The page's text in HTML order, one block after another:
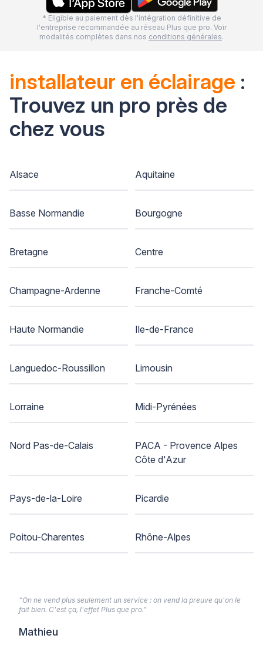
* Eligible au paiement dès l'intégration définitive de
l'entreprise recommandée au réseau Plus que pro. Voir
modalités complètes dans nos conditions générales.
installateur en éclairage :
Trouvez un pro près de
chez vous
Alsace Aquitaine
Basse Normandie Bourgogne
Bretagne Centre
Champagne-Ardenne Franche-Comté
Haute Normandie Ile-de-France
Languedoc-Roussillon Limousin
Lorraine Midi-Pyrénées
Nord Pas-de-Calais
PACA - Provence Alpes
Côte d'Azur
Pays-de-la-Loire Picardie
Poitou-Charentes Rhône-Alpes
“On ne vend plus seulement un service : on vend la preuve qu'on le
fait bien. C'est ça, l'effet Plus que pro.”
Mathieu